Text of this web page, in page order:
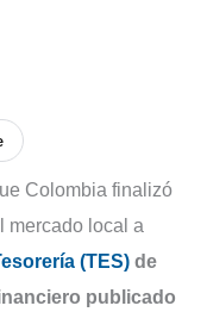
Colombia finalizó
mercado local a
(TES) de
publicado